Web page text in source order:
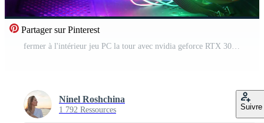
Partager sur Pinterest
fermer à l'intérieur jeu PC la tour avec nvidia geforce RTX 3080 graphique carte. clignotant coloré rétroéclairages de tournant carte refroidissement évents. Matériel pour ordinateur Jeux. Odessa, Ukraine, 12 13 2020
Ninel Roshchina
1 792 Ressources Suivre